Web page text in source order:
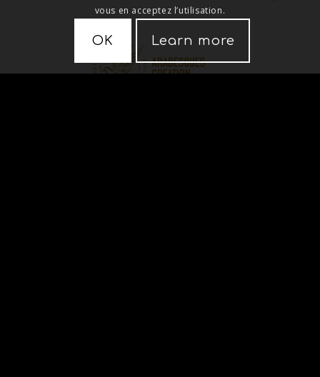
vous en acceptez l’utilisation.
OK Learn more